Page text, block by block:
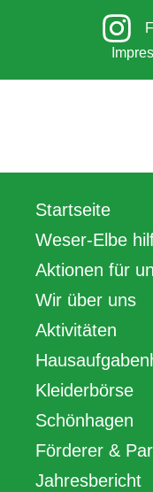
Startseite
Weser-Elbe
Aktionen für
Wir über uns
Aktivitäten
Kleiderbörse
Schönhagen
Förderer &
Jahresbericht